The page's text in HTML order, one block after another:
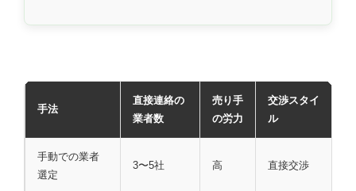
手法
直接連絡の
業者数
売り手
の労力
交渉スタイ
ル
手動での業者
選定
3〜5社 高 直接交渉